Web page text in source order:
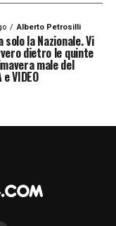
Alberto Petrosilli
la Nazionale. Vi
dietro le quinte
male del
VIDEO